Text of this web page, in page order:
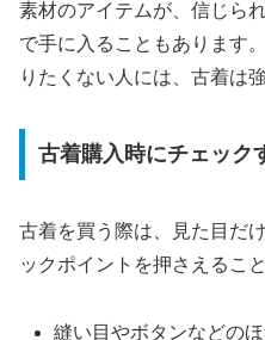
素材のアイテムが、信じら
で手に入ることもあります
りたくない人には、古着は
古着購入時にチェック
古着を買う際は、見た目だ
ックポイントを押さえるこ
縫い目やボタンなどの